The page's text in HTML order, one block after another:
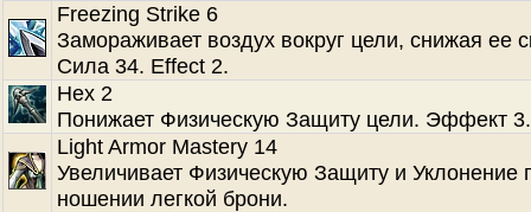
Freezing Strike 6
Замораживает воздух вокруг цели, снижая ее
Сила 34. Effect 2.
Hex 2
Понижает Физическую Защиту цели. Эффект 3.
Light Armor Mastery 14
Увеличивает Физическую Защиту и Уклонение
ношении легкой брони.